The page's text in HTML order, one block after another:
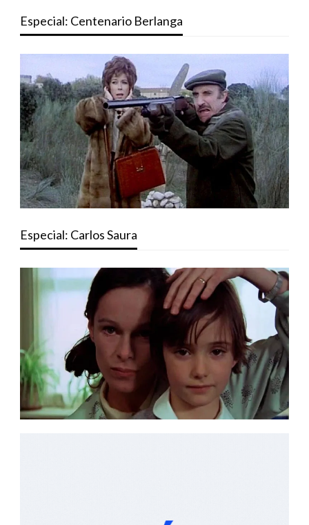
Especial: Centenario Berlanga
Especial: Carlos Saura